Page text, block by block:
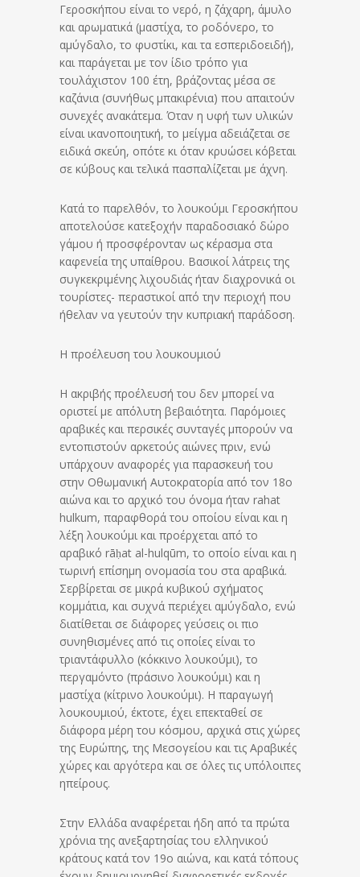
Γεροσκήπου είναι το νερό, η ζάχαρη, άμυλο
και αρωματικά (μαστίχα, το ροδόνερο, το
αμύγδαλο, το φυστίκι, και τα εσπεριδοειδή),
και παράγεται με τον ίδιο τρόπο για
τουλάχιστον 100 έτη, βράζοντας μέσα σε
καζάνια (συνήθως μπακιρένια) που απαιτούν
συνεχές ανακάτεμα. Όταν η υφή των υλικών
είναι ικανοποιητική, το μείγμα αδειάζεται σε
ειδικά σκεύη, οπότε κι όταν κρυώσει κόβεται
σε κύβους και τελικά πασπαλίζεται με άχνη.
Κατά το παρελθόν, το λουκούμι Γεροσκήπου
αποτελούσε κατεξοχήν παραδοσιακό δώρο
γάμου ή προσφέρονταν ως κέρασμα στα
καφενεία της υπαίθρου. Βασικοί λάτρεις της
συγκεκριμένης λιχουδιάς ήταν διαχρονικά οι
τουρίστες- περαστικοί από την περιοχή που
ήθελαν να γευτούν την κυπριακή παράδοση.
Η προέλευση του λουκουμιού
Η ακριβής προέλευσή του δεν μπορεί να
οριστεί με απόλυτη βεβαιότητα. Παρόμοιες
αραβικές και περσικές συνταγές μπορούν να
εντοπιστούν αρκετούς αιώνες πριν, ενώ
υπάρχουν αναφορές για παρασκευή του
στην Οθωμανική Αυτοκρατορία από τον 18ο
αιώνα και το αρχικό του όνομα ήταν rahat
hulkum, παραφθορά του οποίου είναι και η
λέξη λουκούμι και προέρχεται από το
αραβικό rāḥat al-hulqūm, το οποίο είναι και η
τωρινή επίσημη ονομασία του στα αραβικά.
Σερβίρεται σε μικρά κυβικού σχήματος
κομμάτια, και συχνά περιέχει αμύγδαλο, ενώ
διατίθεται σε διάφορες γεύσεις οι πιο
συνηθισμένες από τις οποίες είναι το
τριαντάφυλλο (κόκκινο λουκούμι), το
περγαμόντο (πράσινο λουκούμι) και η
μαστίχα (κίτρινο λουκούμι). Η παραγωγή
λουκουμιού, έκτοτε, έχει επεκταθεί σε
διάφορα μέρη του κόσμου, αρχικά στις χώρες
της Ευρώπης, της Μεσογείου και τις Αραβικές
χώρες και αργότερα και σε όλες τις υπόλοιπες
ηπείρους.
Στην Ελλάδα αναφέρεται ήδη από τα πρώτα
χρόνια της ανεξαρτησίας του ελληνικού
κράτους κατά τον 19ο αιώνα, και κατά τόπους